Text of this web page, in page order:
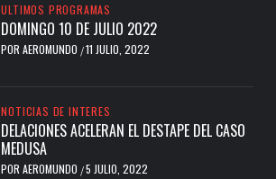
ULTIMOS PROGRAMAS
DOMINGO 10 DE JULIO 2022
POR AEROMUNDO /11 JULIO, 2022
NOTICIAS DE INTERES
DELACIONES ACELERAN EL DESTAPE DEL CASO
MEDUSA
POR AEROMUNDO /5 JULIO, 2022